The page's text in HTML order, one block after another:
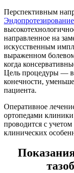
Перспективным
Эндопротезирование
направленное на
искусственным
выраженном
когда
Цель процедуры —
конечности,
пациента.
Оперативное
ортопедами
проводится с
клинических